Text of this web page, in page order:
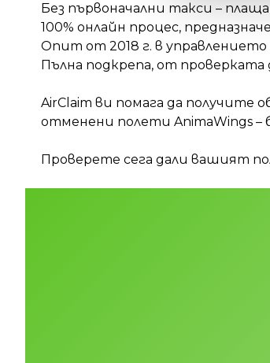
Без първоначални такси –
100% онлайн процес,
Опит от 2018 г. в управлението
Пълна подкрепа, от
AirClaim ви помага да получите
отменени полети AnimaWings –
Проверете сега дали вашият